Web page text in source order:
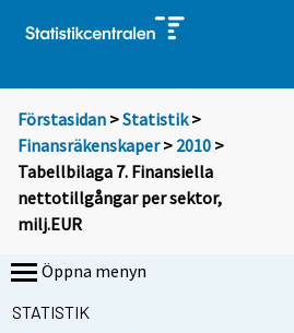
Förstasidan >Statistik >
Finansräkenskaper> 2010 >
Tabellbilaga 7. Finansiella
nettotillgångar per sektor,
milj.EUR
Öppna menyn
STATISTIK